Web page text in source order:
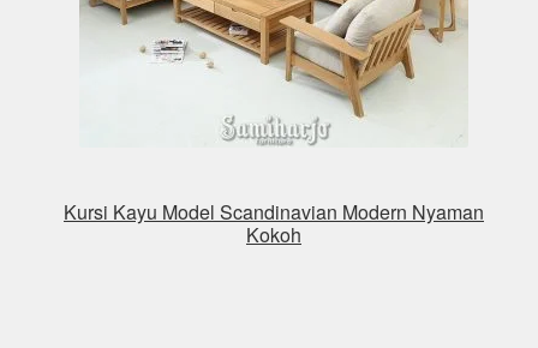
Kursi Kayu Model Scandinavian Modern Nyaman
Kokoh